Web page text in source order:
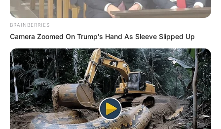
BRAINBERRIES
Camera Zoomed On Trump's Hand As Sleeve Slipped Up